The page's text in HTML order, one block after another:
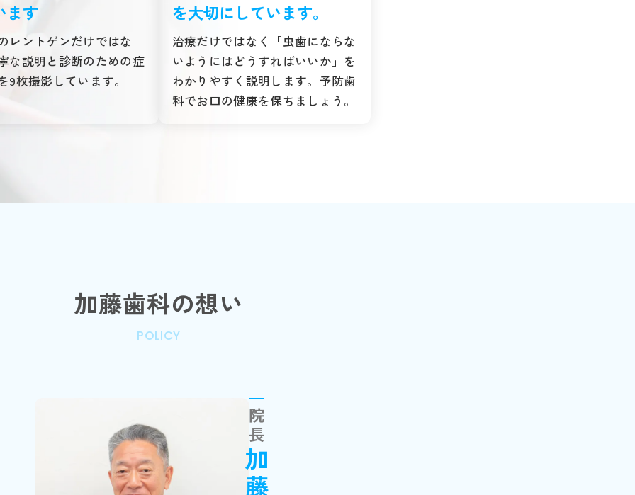
ます
レントゲンだけではな
な説明と診断のための症
9枚撮影しています。
を大切にしています。
治療だけではなく「虫歯にならな
いようにはどうすればいいか」を
わかりやすく説明します。予防歯
科でお口の健康を保ちましょう。
加藤歯科の想い
POLICY
院長